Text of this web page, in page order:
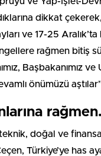
dikkat
ve 17-25
rağmen bitiş
Başbakanımız ve
önümüzü
doğal ve
Türkiye’ye has